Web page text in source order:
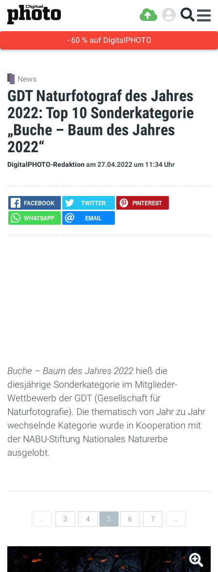
- 60 % auf DigitalPHOTO
News
GDT Naturfotograf des Jahres
2022: Top 10 Sonderkategorie
„Buche – Baum des Jahres
2022“
DigitalPHOTO-Redaktionam 27.04.2022um 11:34 Uhr
FACEBOOK TWITTER
PINTEREST
WHATSAPP
EMAIL
Buche – Baum des Jahres 2022 hieß die
diesjährige Sonderkategorie im Mitglieder-
Wettbewerb der GDT (Gesellschaft für
Naturfotografie). Die thematisch von Jahr zu Jahr
wechselnde Kategorie wurde in Kooperation mit
der NABU-Stiftung Nationales Naturerbe
ausgelobt.
3 4 5 6 7